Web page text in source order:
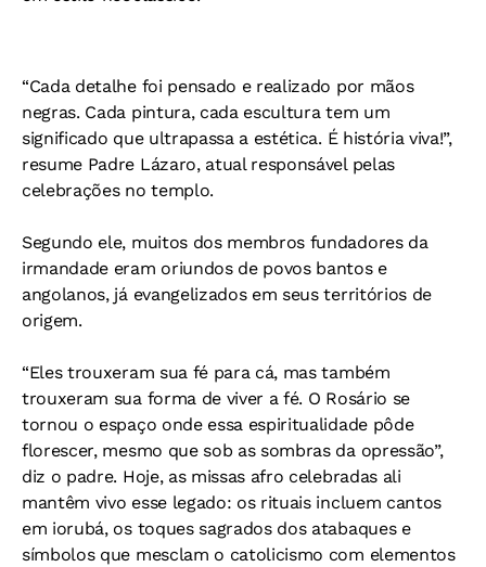
“Cada detalhe foi pensado e realizado por mãos
negras. Cada pintura, cada escultura tem um
significado que ultrapassa a estética. É história viva!”,
resume Padre Lázaro, atual responsável pelas
celebrações no templo.
Segundo ele, muitos dos membros fundadores da
irmandade eram oriundos de povos bantos e
angolanos, já evangelizados em seus territórios de
origem.
“Eles trouxeram sua fé para cá, mas também
trouxeram sua forma de viver a fé. O Rosário se
tornou o espaço onde essa espiritualidade pôde
florescer, mesmo que sob as sombras da opressão”,
diz o padre. Hoje, as missas afro celebradas ali
mantêm vivo esse legado: os rituais incluem cantos
em iorubá, os toques sagrados dos atabaques e
símbolos que mesclam o catolicismo com elementos